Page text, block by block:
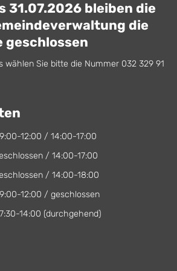
31.07.2026 bleiben die
die
geschlossen
wählen Sie bitte die Nummer 032 329 91
12:00 / 14:00-17:00
/ 14:00-17:00
/ 14:00-18:00
12:00 / geschlossen
14:00 (durchgehend)